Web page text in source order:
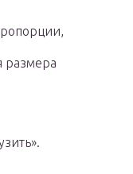
размера